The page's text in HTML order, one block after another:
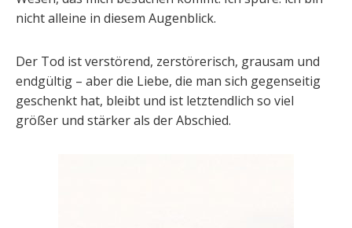
nicht alleine in diesem Augenblick.
Der Tod ist verstörend, zerstörerisch, grausam und
endgültig – aber die Liebe, die man sich gegenseitig
geschenkt hat, bleibt und ist letztendlich so viel
größer und stärker als der Abschied.